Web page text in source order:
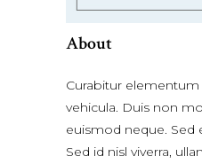
About
Curabitur elementum
vehicula. Duis non
euismod neque.
Sed id nisl viverra,